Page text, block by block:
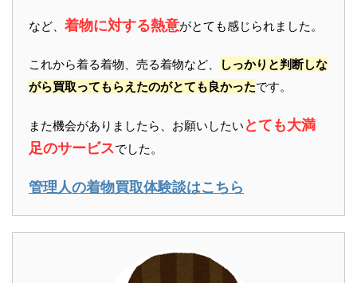
など、 着物に対する熱意がとても感じられました。
これから着る着物、売る着物など、
しっかりと判断しな
がら買取ってもらえたのがとても良かったです。
また機会がありましたら、お願いしたい とても大満
足のサービスでした。
管理人の着物買取体験談はこちら